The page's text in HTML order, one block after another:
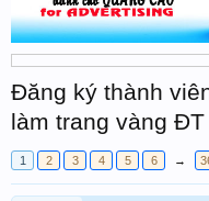
Đăng ký thành
làm trang vàng
1 2 3 4 5 6 →